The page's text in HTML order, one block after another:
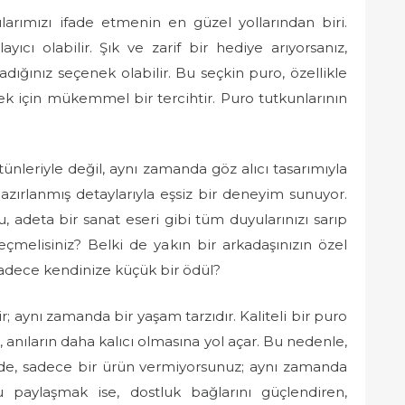
ifade etmenin en güzel yollarından biri.
olabilir. Şık ve zarif bir hediye arıyorsanız,
seçenek olabilir. Bu seçkin puro, özellikle
için mükemmel bir tercihtir. Puro tutkunlarının
değil, aynı zamanda göz alıcı tasarımıyla
detaylarıyla eşsiz bir deneyim sunuyor.
adeta bir sanat eseri gibi tüm duyularınızı sarıp
Belki de yakın bir arkadaşınızın özel
kendinize küçük bir ödül?
zamanda bir yaşam tarzıdır. Kaliteli bir puro
daha kalıcı olmasına yol açar. Bu nedenle,
sadece bir ürün vermiyorsunuz; aynı zamanda
ise, dostluk bağlarını güçlendiren,